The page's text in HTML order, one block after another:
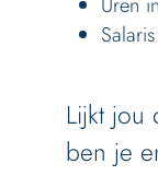
Lijkt jou
ben je